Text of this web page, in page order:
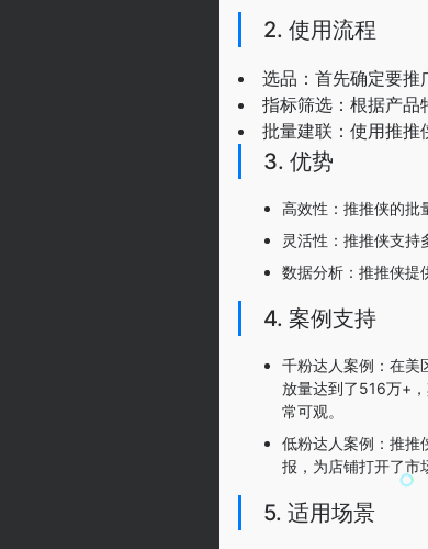
2. 使用流程
选品：首先确定要推
指标筛选：根据产品
批量建联：使用推推
3. 优势
高效性：推推侠的批
灵活性：推推侠支持
数据分析：推推侠提
4. 案例支持
千粉达人案例：在美
放量达到了516万+
常可观。
低粉达人案例：推推
报，为店铺打开了市
5. 适用场景